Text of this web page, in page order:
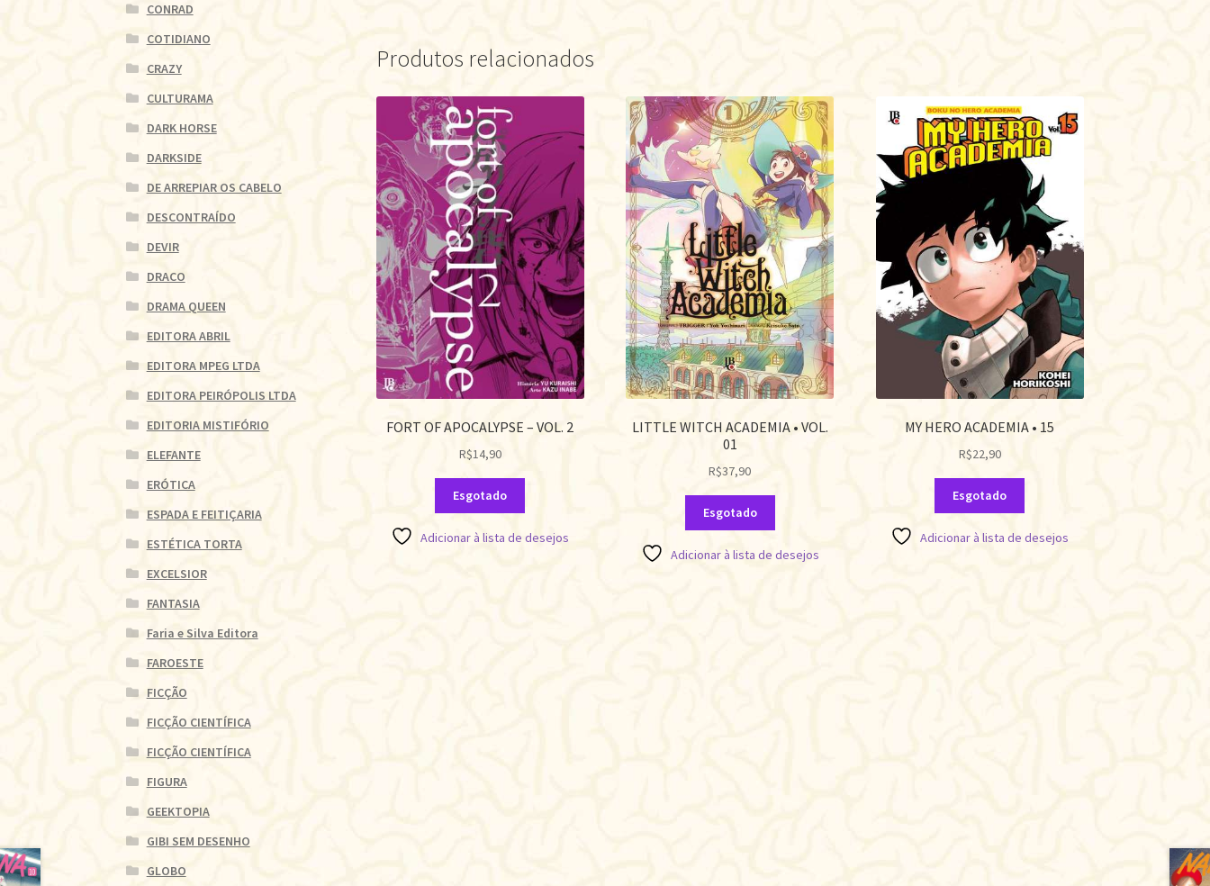
Produtos relacionados
FORT OF APOCALYPSE – VOL. 2
R$14,90
Esgotado
Adicionar à lista de desejos
LITTLE WITCH ACADEMIA • VOL.
01
R$37,90
Esgotado
Adicionar à lista de desejos
MY HERO ACADEMIA • 15
R$22,90
Esgotado
Adicionar à lista de desejos
CONRAD
COTIDIANO
CRAZY
CULTURAMA
DARK HORSE
DARKSIDE
DE ARREPIAR OS CABELO
DESCONTRAÍDO
DEVIR
DRACO
DRAMA QUEEN
EDITORA ABRIL
EDITORA MPEG LTDA
EDITORA PEIRÓPOLIS LTDA
EDITORIA MISTIFÓRIO
ELEFANTE
ERÓTICA
ESPADA E FEITIÇARIA
ESTÉTICA TORTA
EXCELSIOR
FANTASIA
Faria e Silva Editora
FAROESTE
FICÇÃO
FICÇÃO CIENTÍFICA
FICÇÃO CIENTÍFICA
FIGURA
GEEKTOPIA
GIBI SEM DESENHO
GLOBO